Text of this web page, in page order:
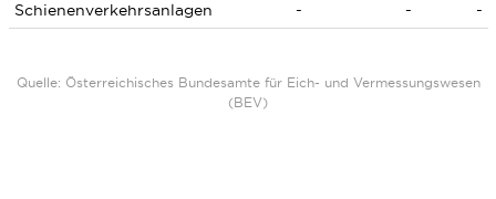
Schienenverkehrsanlagen
- - -
Quelle: Österreichisches Bundesamte für Eich- und Vermessungswesen
(BEV)